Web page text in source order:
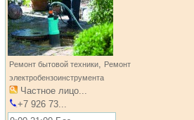
Ремонт бытовой техники, Ремонт
электробензоинструмента
Частное лицо...
+7 926 73...